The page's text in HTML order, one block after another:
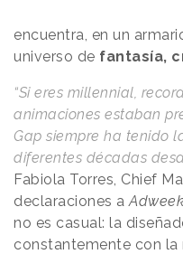
encuentra, en un
universo de fantasía,
“Si eres millennial,
animaciones estaban
Gap siempre ha tenido
diferentes décadas
Fabiola Torres, Chief
declaraciones a Adweek
no es casual: la
constantemente con la